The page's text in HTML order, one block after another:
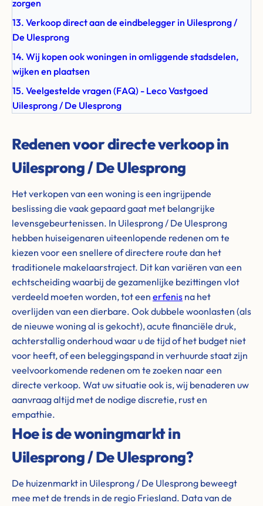
zorgen
13. Verkoop direct aan de eindbelegger in Uilesprong /
De Ulesprong
14. Wij kopen ook woningen in omliggende stadsdelen,
wijken en plaatsen
15. Veelgestelde vragen (FAQ) - Leco Vastgoed
Uilesprong / De Ulesprong
Redenen voor directe verkoop in
Uilesprong / De Ulesprong
Het verkopen van een woning is een ingrijpende
beslissing die vaak gepaard gaat met belangrijke
levensgebeurtenissen. In Uilesprong / De Ulesprong
hebben huiseigenaren uiteenlopende redenen om te
kiezen voor een snellere of directere route dan het
traditionele makelaarstraject. Dit kan variëren van een
echtscheiding waarbij de gezamenlijke bezittingen vlot
verdeeld moeten worden, tot een erfenis na het
overlijden van een dierbare. Ook dubbele woonlasten (als
de nieuwe woning al is gekocht), acute financiële druk,
achterstallig onderhoud waar u de tijd of het budget niet
voor heeft, of een beleggingspand in verhuurde staat zijn
veelvoorkomende redenen om te zoeken naar een
directe verkoop. Wat uw situatie ook is, wij benaderen uw
aanvraag altijd met de nodige discretie, rust en
empathie.
Hoe is de woningmarkt in
Uilesprong / De Ulesprong?
De huizenmarkt in Uilesprong / De Ulesprong beweegt
mee met de trends in de regio Friesland. Data van de